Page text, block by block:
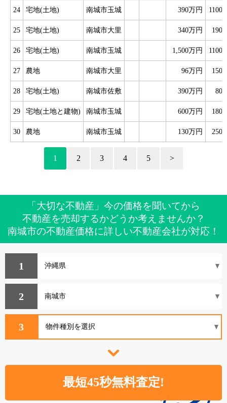
24 宅地(土地) 南城市玉城 390万円
25 宅地(土地) 南城市大里 340万円
26 宅地(土地) 南城市玉城 1,500万円
27 農地 南城市大里 96万円
28 宅地(土地) 南城市佐敷 390万円
29 宅地(土地と建物) 南城市玉城 600万円
30 農地 南城市玉城 130万円
1 2 3 4 5 >
「大切な不動産」今の価格を聞いてから
不動産を売却するかどうか考えませんか？
南城市の不動産価格に詳しい不動産会社が対応！
1
2
3